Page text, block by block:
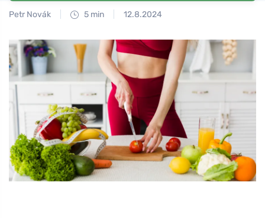
Petr Novák 5 min 12.8.2024